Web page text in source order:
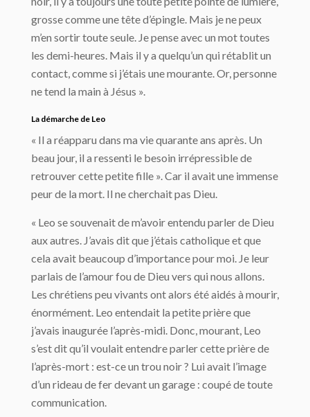
grosse comme une tête d’épingle. Mais je ne peux
m’en sortir toute seule. Je pense avec un mot toutes
les demi-heures. Mais il y a quelqu’un qui rétablit un
contact, comme si j’étais une mourante. Or, personne
ne tend la main à Jésus ».
La démarche de Leo
« Il a réapparu dans ma vie quarante ans après. Un
beau jour, il a ressenti le besoin irrépressible de
retrouver cette petite fille ». Car il avait une immense
peur de la mort. Il ne cherchait pas Dieu.
« Leo se souvenait de m’avoir entendu parler de Dieu
aux autres. J’avais dit que j’étais catholique et que
cela avait beaucoup d’importance pour moi. Je leur
parlais de l’amour fou de Dieu vers qui nous allons.
Les chrétiens peu vivants ont alors été aidés à mourir,
énormément. Leo entendait la petite prière que
j’avais inaugurée l’après-midi. Donc, mourant, Leo
s’est dit qu’il voulait entendre parler cette prière de
l’après-mort : est-ce un trou noir ? Lui avait l’image
d’un rideau de fer devant un garage : coupé de toute
communication.